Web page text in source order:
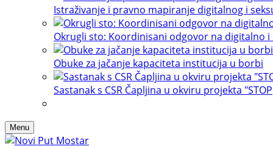
Istraživanje i pravno mapiranje digitalnog i
Okrugli sto: Koordinisani odgovor na digitalno i
Obuke za jačanje kapaciteta institucija u borbi
Sastanak s CSR Čapljina u okviru projekta "STOP
Menu